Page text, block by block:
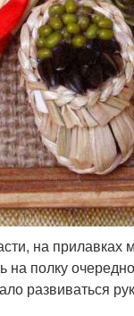
на
полку
развиваться